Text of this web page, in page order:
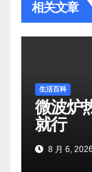
相关文章
生活百科
微波炉
就行
8 月 6, 2026